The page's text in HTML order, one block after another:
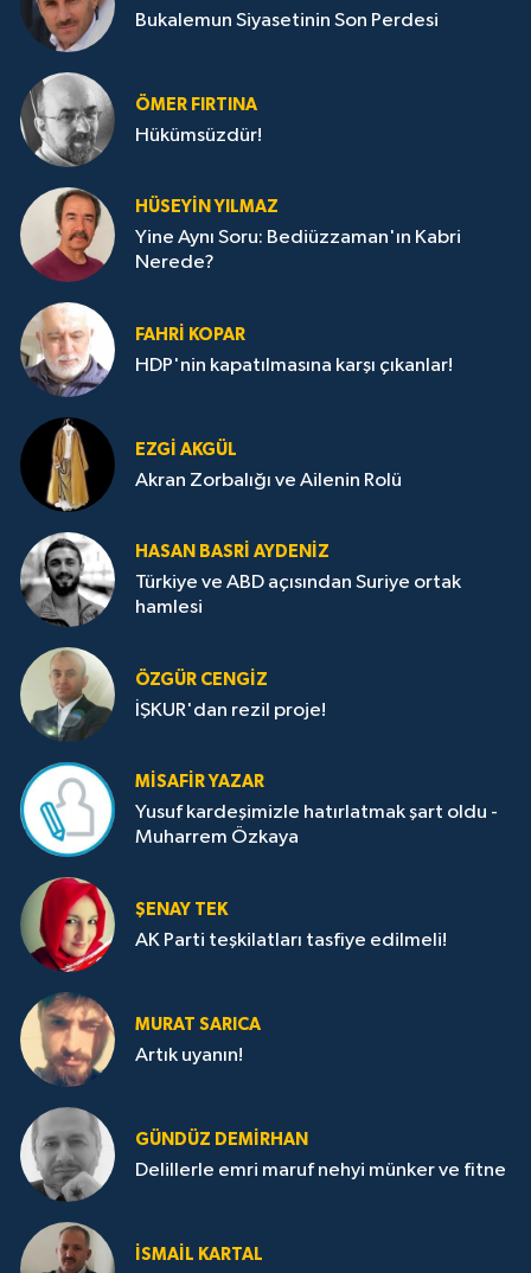
Bukalemun Siyasetinin Son Perdesi
ÖMER FIRTINA
Hükümsüzdür!
HÜSEYIN YILMAZ
Yine Aynı Soru: Bediüzzaman'ın Kabri
Nerede?
FAHRI KOPAR
HDP'nin kapatılmasına karşı çıkanlar!
EZGI AKGÜL
Akran Zorbalığı ve Ailenin Rolü
HASAN BASRI AYDENIZ
Türkiye ve ABD açısından Suriye ortak
hamlesi
ÖZGÜR CENGIZ
İŞKUR'dan rezil proje!
MISAFIR YAZAR
Yusuf kardeşimizle hatırlatmak şart oldu -
Muharrem Özkaya
ŞENAY TEK
AK Parti teşkilatları tasfiye edilmeli!
MURAT SARICA
Artık uyanın!
GÜNDÜZ DEMIRHAN
Delillerle emri maruf nehyi münker ve fitne
İSMAIL KARTAL